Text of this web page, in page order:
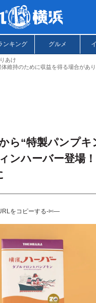
ンキング グルメ
あけ
維持のために収益を得る場合があ
ら“特製パンプキ
ンハーバー登場
をコピーする-✄—